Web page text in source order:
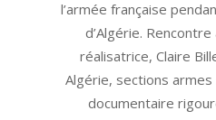
l’armée française
d’Algérie. Rencontre
réalisatrice, Claire
Algérie, sections armes
documentaire